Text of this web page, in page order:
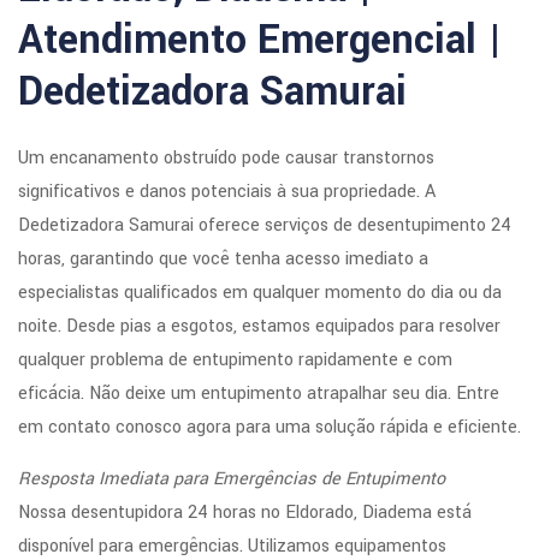
Atendimento Emergencial |
Dedetizadora Samurai
Um encanamento obstruído pode causar transtornos
significativos e danos potenciais à sua propriedade. A
Dedetizadora Samurai oferece serviços de desentupimento 24
horas, garantindo que você tenha acesso imediato a
especialistas qualificados em qualquer momento do dia ou da
noite. Desde pias a esgotos, estamos equipados para resolver
qualquer problema de entupimento rapidamente e com
eficácia. Não deixe um entupimento atrapalhar seu dia. Entre
em contato conosco agora para uma solução rápida e eficiente.
Resposta Imediata para Emergências de Entupimento
Nossa desentupidora 24 horas no Eldorado, Diadema está
disponível para emergências. Utilizamos equipamentos